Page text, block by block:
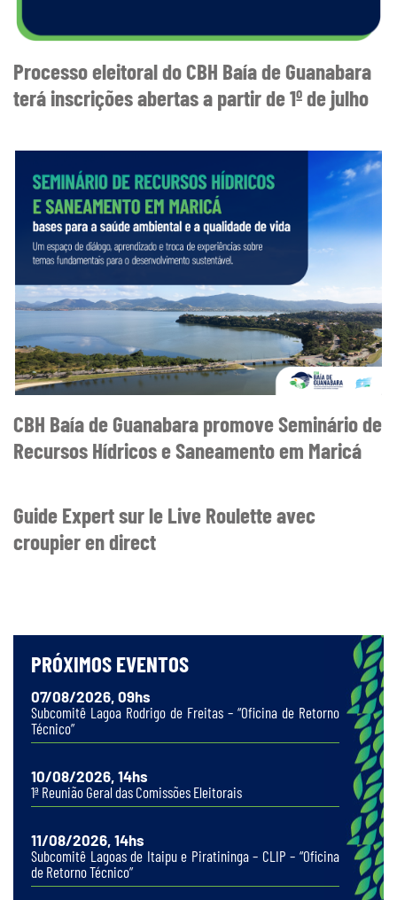
Processo eleitoral do CBH Baía de Guanabara
terá inscrições abertas a partir de 1º de julho
CBH Baía de Guanabara promove Seminário de
Recursos Hídricos e Saneamento em Maricá
Guide Expert sur le Live Roulette avec
croupier en direct
PRÓXIMOS EVENTOS
07/08/2026, 09hs
Subcomitê Lagoa Rodrigo de Freitas – “Oficina de Retorno
Técnico”
10/08/2026, 14hs
1ª Reunião Geral das Comissões Eleitorais
11/08/2026, 14hs
Subcomitê Lagoas de Itaipu e Piratininga – CLIP – “Oficina
de Retorno Técnico”